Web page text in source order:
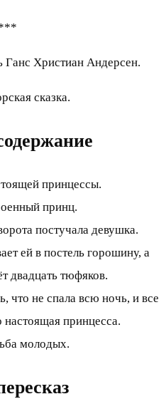
Ганс Христиан Андерсен.
сказка.
принцессы.
принц.
постучала девушка.
ей в постель горошину, а
двадцать тюфяков.
что не спала всю ночь, и все
настоящая принцесса.
молодых.